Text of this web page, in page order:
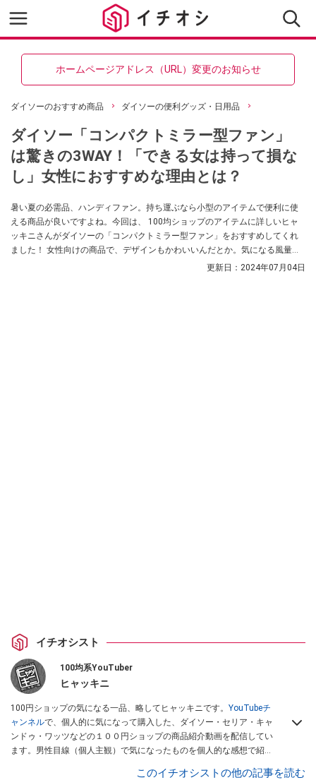
ホームページアドレス（URL）変更のお知らせ
ダイソーのおすすめ商品 ダイソーの便利グッズ・日用品
ダイソー「コンパクトミラー型ファン」
は驚きの3WAY！「できる女は持って損な
し」女性におすすめな理由とは？
暑い夏の必需品、ハンディファン。持ち運ぶなら小型のアイテムで便利に使
える商品が良いですよね。今回は、 100均ショップのアイテムに詳しいヒャ
ッキニさんがダイソーの「コンパクトミラー型ファン」をおすすめしてくれ
ました！ 女性向けの商品で、デザインもかわいいんだとか。気になる風量に
ついても紹介してくれています。ぜひチェックしてみてください。
更新日： 2024年07月04日
イチオシスト
100均系YouTuber
ヒャッキニ
100円ショップの気になる一品、略してヒャッキニです。 YouTubeチ
ャンネルで、個人的に気になって購入した、ダイソー・セリア・キャ
ンドゥ・ワッツなどの１００円ショップの商品紹介動画を配信してい
ます。男性目線（個人主観）で気になったものを個人的な感想で紹介
このイチオシストの他の記事を読む